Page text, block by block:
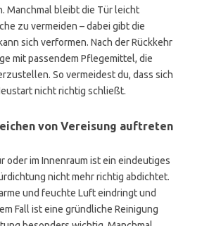
Manchmal bleibt die Tür leicht
zu vermeiden – dabei gibt die
sich verformen. Nach der Rückkehr
mit passendem Pflegemittel, die
So vermeidest du, dass sich
nicht richtig schließt.
von Vereisung auftreten
oder im Innenraum ist ein eindeutiges
nicht mehr richtig abdichtet.
und feuchte Luft eindringt und
Fall ist eine gründliche Reinigung